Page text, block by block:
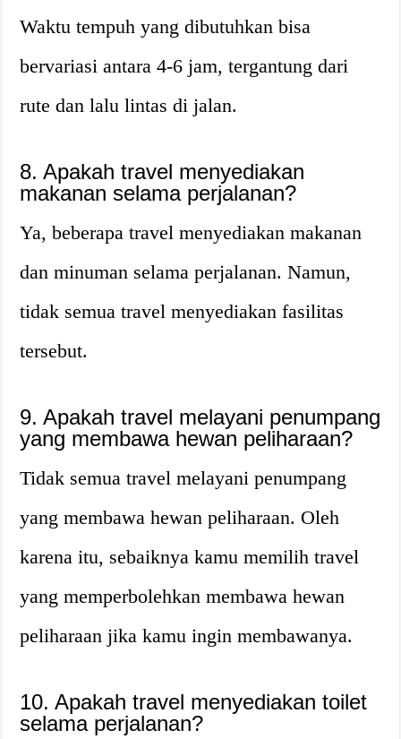
Waktu tempuh yang dibutuhkan bisa
bervariasi antara 4-6 jam, tergantung dari
rute dan lalu lintas di jalan.
8. Apakah travel menyediakan
makanan selama perjalanan?
Ya, beberapa travel menyediakan makanan
dan minuman selama perjalanan. Namun,
tidak semua travel menyediakan fasilitas
tersebut.
9. Apakah travel melayani penumpang
yang membawa hewan peliharaan?
Tidak semua travel melayani penumpang
yang membawa hewan peliharaan. Oleh
karena itu, sebaiknya kamu memilih travel
yang memperbolehkan membawa hewan
peliharaan jika kamu ingin membawanya.
10. Apakah travel menyediakan toilet
selama perjalanan?